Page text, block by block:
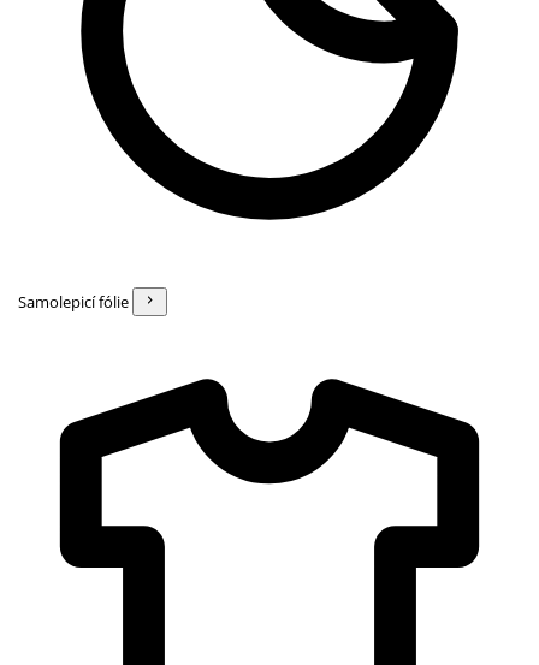
Samolepicí fólie